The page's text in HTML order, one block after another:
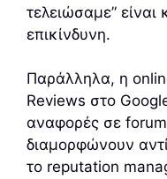
τελειώσαμε”
επικίνδυνη.
Παράλληλα, η
Reviews στο
αναφορές σε
διαμορφώνουν
το reputation